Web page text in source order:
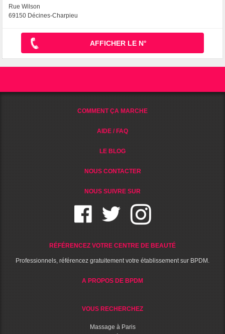
Rue Wilson
69150 Décines-Charpieu
AFFICHER LE N°
COMMENT ÇA MARCHE
AIDE / FAQ
LE BLOG
NOUS CONTACTER
NOUS SUIVRE SUR
RÉFÉRENCEZ VOTRE CENTRE DE BEAUTÉ
Professionnels, référencez gratuitement votre établissement sur BPDM.
A PROPOS DE BPDM
VOUS RECHERCHEZ
Massage à Paris